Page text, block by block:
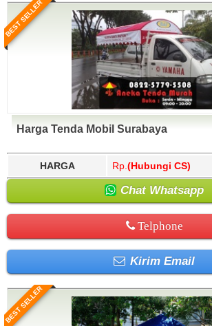
BEST SELLER
Harga Tenda Mobil Surabaya
HARGA Rp. (Hubungi CS)
Chat Whatsapp
Telphone
Kirim Email
BEST SELLER